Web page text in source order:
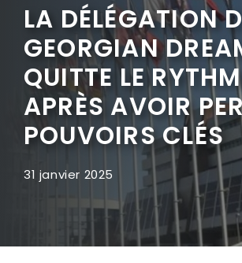
LA DÉLÉGATION
GEORGIAN
QUITTE LE
APRÈS AVOIR
POUVOIRS CLÉS
31 janvier 2025